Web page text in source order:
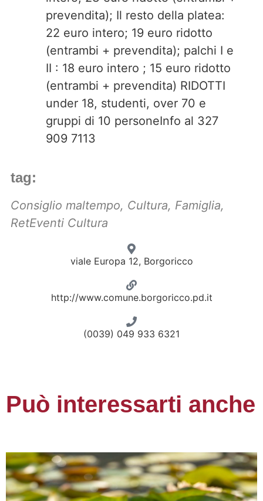
prevendita); Il resto della platea:
22 euro intero; 19 euro ridotto
(entrambi + prevendita); palchi I e
II : 18 euro intero ; 15 euro ridotto
(entrambi + prevendita) RIDOTTI
under 18, studenti, over 70 e
gruppi di 10 personeInfo al 327
909 7113
tag:
Consiglio maltempo, Cultura, Famiglia,
RetEventi Cultura
viale Europa 12, Borgoricco
http://www.comune.borgoricco.pd.it
(0039) 049 933 6321
Può interessarti anche